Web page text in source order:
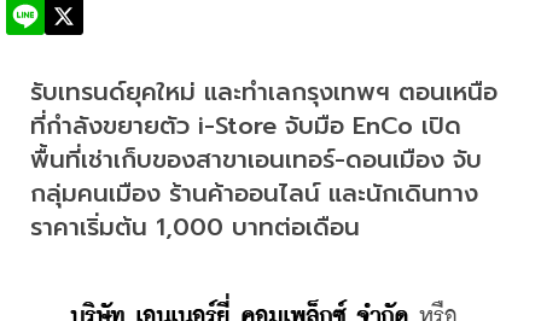
รับเทรนด์ยุคใหม่ และทำเลกรุงเทพฯ ตอนเหนือ
ที่กำลังขยายตัว i-Store จับมือ EnCo เปิด
พื้นที่เช่าเก็บของสาขาเอนเทอร์-ดอนเมือง จับ
กลุ่มคนเมือง ร้านค้าออนไลน์ และนักเดินทาง
ราคาเริ่มต้น 1,000 บาทต่อเดือน
บริษัท เอนเนอร์ยี่ คอมเพล็กซ์ จำกัด